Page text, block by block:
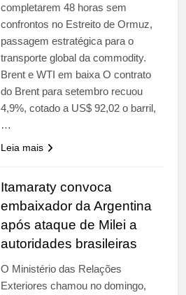
completarem 48 horas sem
confrontos no Estreito de Ormuz,
passagem estratégica para o
transporte global da commodity.
Brent e WTI em baixa O contrato
do Brent para setembro recuou
4,9%, cotado a US$ 92,02 o barril,
…
Leia mais
Itamaraty convoca
embaixador da Argentina
após ataque de Milei a
autoridades brasileiras
O Ministério das Relações
Exteriores chamou no domingo,